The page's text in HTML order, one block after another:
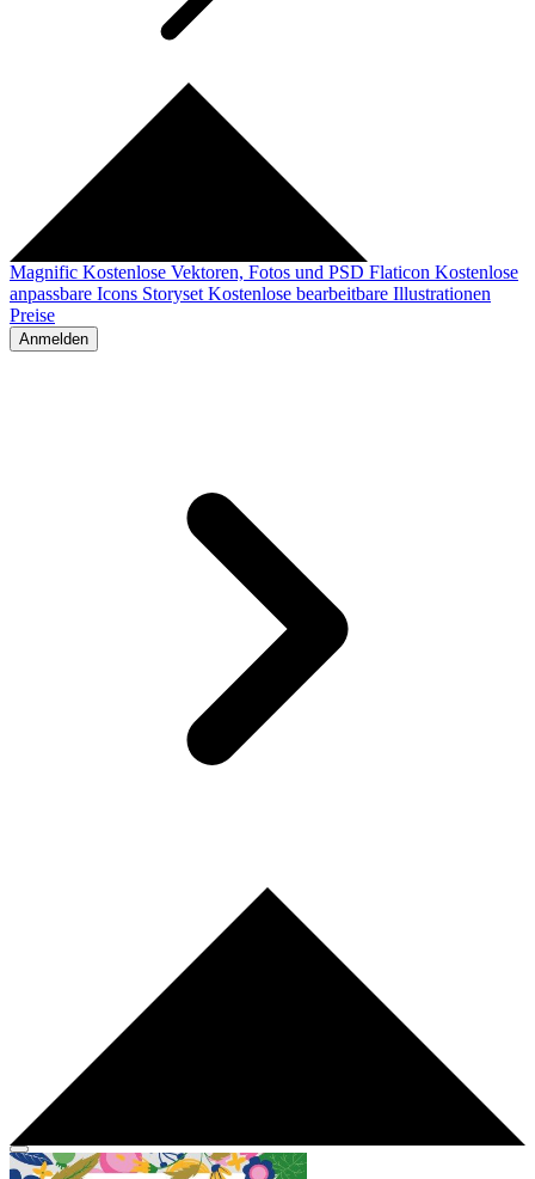
Magnific Kostenlose Vektoren, Fotos und PSD Flaticon Kostenlose
anpassbare Icons Storyset Kostenlose bearbeitbare Illustrationen
Preise
Anmelden